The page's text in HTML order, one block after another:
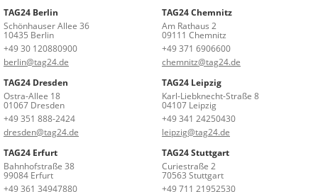
TAG24 Berlin
Schönhauser Allee 36
10435 Berlin
+49 30 120880900
berlin@tag24.de
TAG24 Chemnitz
Am Rathaus 2
09111 Chemnitz
+49 371 6906600
chemnitz@tag24.de
TAG24 Dresden
Ostra-Allee 18
01067 Dresden
+49 351 888-2424
dresden@tag24.de
TAG24 Leipzig
Karl-Liebknecht-Straße 8
04107 Leipzig
+49 341 24250430
leipzig@tag24.de
TAG24 Erfurt
Bahnhofstraße 38
99084 Erfurt
+49 361 34947880
TAG24 Stuttgart
Curiestraße 2
70563 Stuttgart
+49 711 21952530